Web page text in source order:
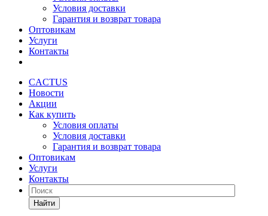
Условия доставки
Гарантия и возврат товара
Оптовикам
Услуги
Контакты
CACTUS
Новости
Акции
Как купить
Условия оплаты
Условия доставки
Гарантия и возврат товара
Оптовикам
Услуги
Контакты
Найти